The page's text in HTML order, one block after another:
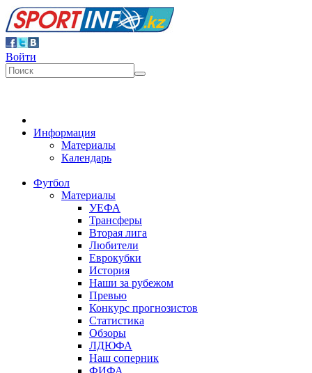
Войти
Информация
Материалы
Календарь
Футбол
Материалы
УЕФА
Трансферы
Вторая лига
Любители
Еврокубки
История
Наши за рубежом
Превью
Конкурс прогнозистов
Статистика
Обзоры
ЛДЮФА
Наш соперник
ФИФА